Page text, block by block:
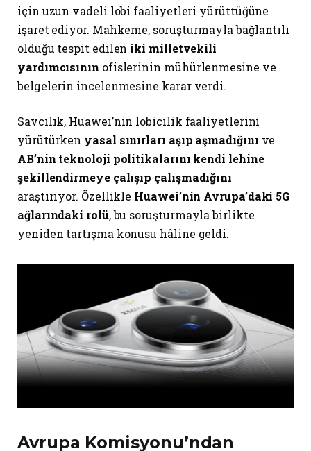
için uzun vadeli lobi faaliyetleri yürüttüğüne
işaret ediyor. Mahkeme, soruşturmayla bağlantılı
olduğu tespit edilen iki milletvekili
yardımcısının ofislerinin mühürlenmesine ve
belgelerin incelenmesine karar verdi.
Savcılık, Huawei’nin lobicilik faaliyetlerini
yürütürken yasal sınırları aşıp aşmadığını ve
AB’nin teknoloji politikalarını kendi lehine
şekillendirmeye çalışıp çalışmadığını
araştırıyor. Özellikle Huawei’nin Avrupa’daki 5G
ağlarındaki rolü, bu soruşturmayla birlikte
yeniden tartışma konusu hâline geldi.
Avrupa Komisyonu’ndan